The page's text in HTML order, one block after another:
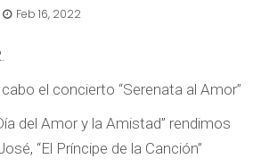
Feb 16, 2022
el concierto “Serenata al Amor”
del Amor y la Amistad” rendimos
“El Príncipe de la Canción”